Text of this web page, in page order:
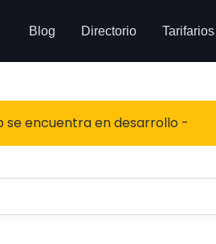
Blog Directorio Tarifarios
se encuentra en desarrollo -